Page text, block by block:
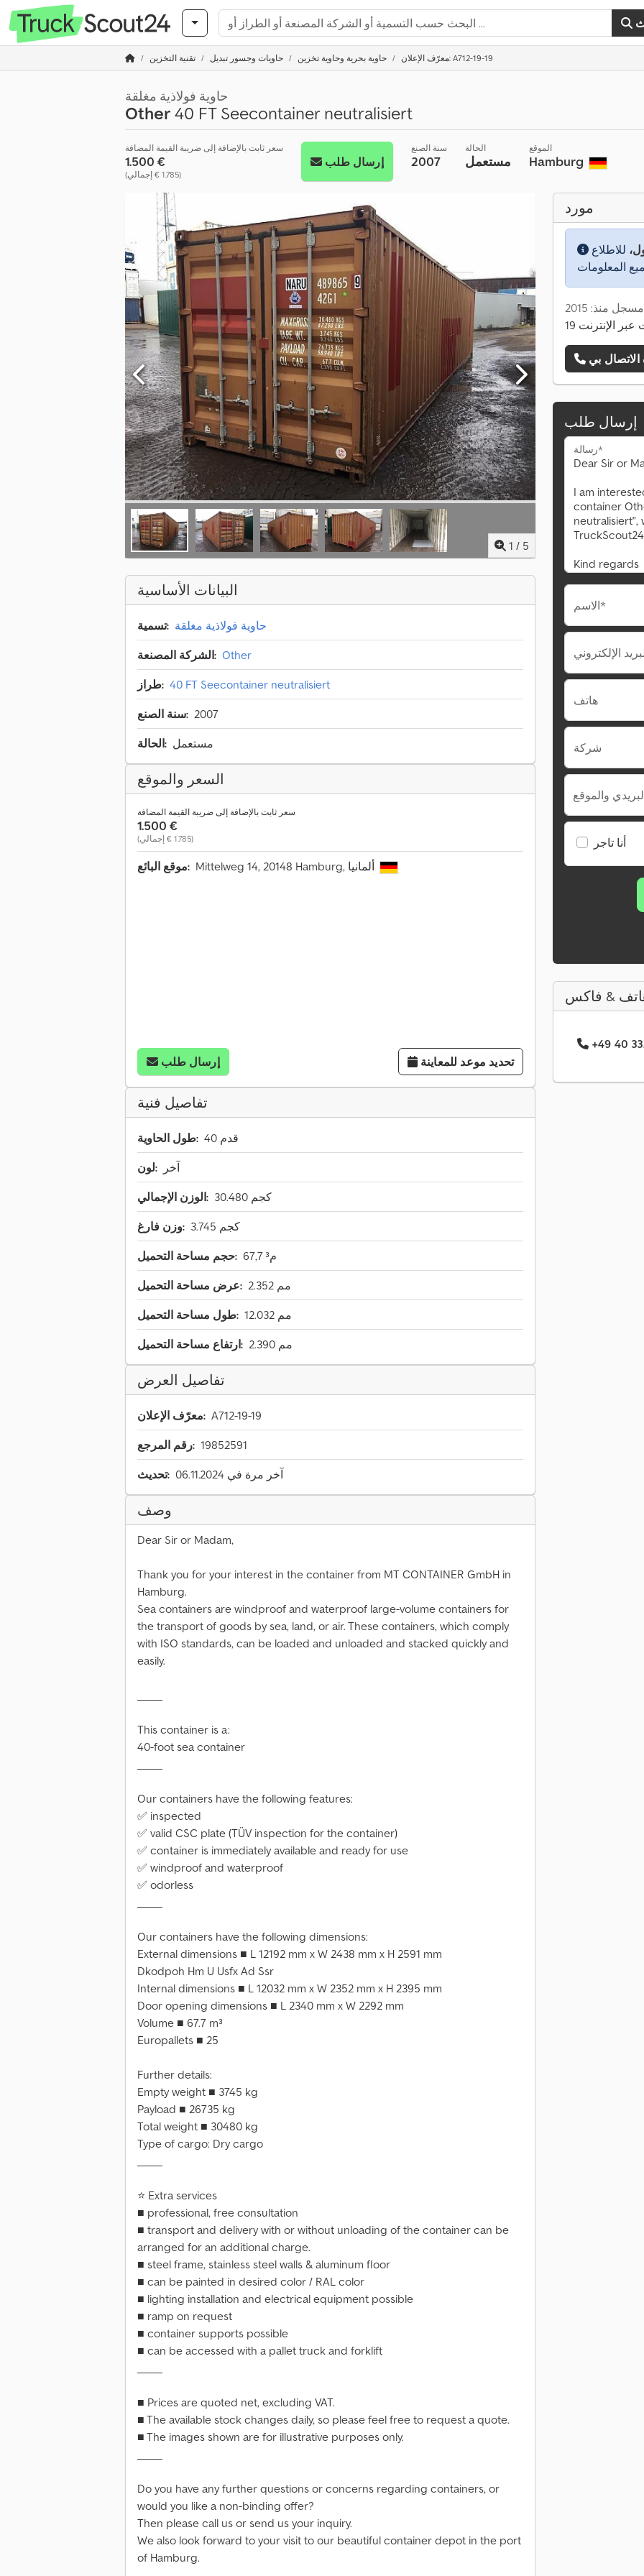
تقنية التخزين حاويات وجسور تبديل حاوية بحرية وحاوية تخزين معرّف الإعلان: A712-19-19
حاوية فولاذية مغلقة
Other40 FT Seecontainer neutralisiert
سعر ثابت بالإضافة إلى ضريبة القيمة المضافة
‏1.500 €
(‏1.785 € إجمالي)
إرسال طلب
سنة الصنع
2007
الحالة
مستعمل
الموقع
Hamburg
1 / 5
البيانات الأساسية
تسمية: حاوية فولاذية مغلقة
الشركة المصنعة: Other
طراز: 40 FT Seecontainer neutralisiert
سنة الصنع: 2007
الحالة: مستعمل
السعر والموقع
سعر ثابت بالإضافة إلى ضريبة القيمة المضافة
‏1.500 €
(‏1.785 € إجمالي)
موقع البائع:
إرسال طلب تحديد موعد للمعاينة
تفاصيل فنية
طول الحاوية: 40 قدم
لون: آخر
الوزن الإجمالي: 30.480 كجم
وزن فارغ: 3.745 كجم
حجم مساحة التحميل: 67,7 م³
عرض مساحة التحميل: 2.352 مم
طول مساحة التحميل: 12.032 مم
ارتفاع مساحة التحميل: 2.390 مم
تفاصيل العرض
معرّف الإعلان: A712-19-19
رقم المرجع: 19852591
تحديث: آخر مرة في 06.11.2024
وصف
Dear Sir or Madam,
Thank you for your interest in the container from MT CONTAINER GmbH in
Hamburg.
Sea containers are windproof and waterproof large-volume containers for
the transport of goods by sea, land, or air. These containers, which comply
with ISO standards, can be loaded and unloaded and stacked quickly and
easily.
This container is a:
40-foot sea container
Our containers have the following features:
✅ inspected
✅ valid CSC plate (TÜV inspection for the container)
✅ container is immediately available and ready for use
✅ windproof and waterproof
✅ odorless
Our containers have the following dimensions:
External dimensions ■ L 12192 mm x W 2438 mm x H 2591 mm
Dkodpoh Hm U Usfx Ad Ssr
Internal dimensions ■ L 12032 mm x W 2352 mm x H 2395 mm
Door opening dimensions ■ L 2340 mm x W 2292 mm
Volume ■ 67.7 m³
Europallets ■ 25
Further details:
Empty weight ■ 3745 kg
Payload ■ 26735 kg
Total weight ■ 30480 kg
Type of cargo: Dry cargo
⭐ Extra services
■ professional, free consultation
■ transport and delivery with or without unloading of the container can be
arranged for an additional charge.
■ steel frame, stainless steel walls & aluminum floor
■ can be painted in desired color / RAL color
■ lighting installation and electrical equipment possible
■ ramp on request
■ container supports possible
■ can be accessed with a pallet truck and forklift
■ Prices are quoted net, excluding VAT.
■ The available stock changes daily, so please feel free to request a quote.
■ The images shown are for illustrative purposes only.
Do you have any further questions or concerns regarding containers, or
would you like a non-binding offer?
Then please call us or send us your inquiry.
We also look forward to your visit to our beautiful container depot in the port
of Hamburg.
مورد
للاطلاع
مسجل منذ: 2015
عبر الإنترنت
إرسال طلب
رسالة*
الاسم*
هاتف
شركة
والموقع
أنا تاجر
& فاكس